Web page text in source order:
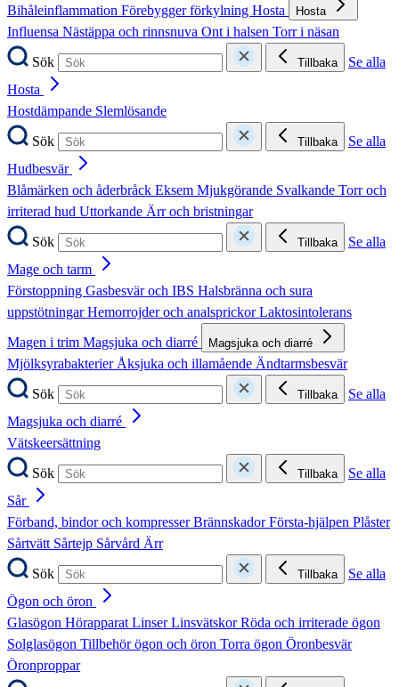
Bihåleinflammation Förebygger förkylning Hosta Hosta
Influensa Nästäppa och rinnsnuva Ont i halsen Torr i näsan
Sök
Tillbaka
Se alla
Hosta
Hostdämpande Slemlösande
Sök
Tillbaka
Se alla
Hudbesvär
Blåmärken och åderbråck Eksem Mjukgörande Svalkande Torr och
irriterad hud Uttorkande Ärr och bristningar
Sök
Tillbaka
Se alla
Mage och tarm
Förstoppning Gasbesvär och IBS Halsbränna och sura
uppstötningarHemorrojder och analsprickorLaktosintolerans
Magen i trim Magsjuka och diarré Magsjuka och diarré
MjölksyrabakterierÅksjuka och illamående Ändtarmsbesvär
Sök
Tillbaka
Se alla
Magsjuka och diarré
Vätskeersättning
Sök
Tillbaka
Se alla
Sår
Förband, bindor och kompresserBrännskadorFörsta-hjälpen Plåster
Sårtvätt Sårtejp Sårvård Ärr
Sök
Tillbaka
Se alla
Ögon och öron
Glasögon HörapparatLinserLinsvätskorRöda och irriterade ögon
Solglasögon Tillbehör ögon och öron Torra ögon Öronbesvär
Öronproppar